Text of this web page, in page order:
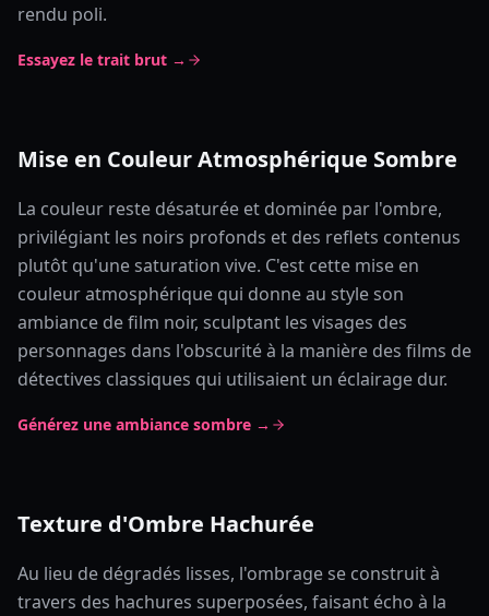
rendu poli.
Essayez le trait brut →
Mise en Couleur Atmosphérique Sombre
La couleur reste désaturée et dominée par l'ombre,
privilégiant les noirs profonds et des reflets contenus
plutôt qu'une saturation vive. C'est cette mise en
couleur atmosphérique qui donne au style son
ambiance de film noir, sculptant les visages des
personnages dans l'obscurité à la manière des films de
détectives classiques qui utilisaient un éclairage dur.
Générez une ambiance sombre →
Texture d'Ombre Hachurée
Au lieu de dégradés lisses, l'ombrage se construit à
travers des hachures superposées, faisant écho à la